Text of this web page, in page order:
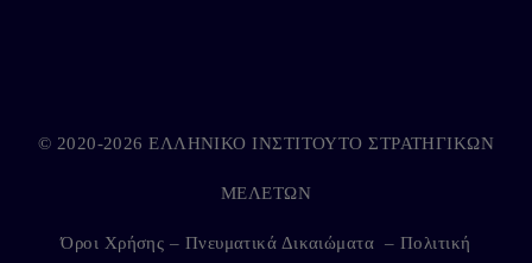
© 2020-2026 ΕΛΛΗΝΙΚΟ ΙΝΣΤΙΤΟΥΤΟ ΣΤΡΑΤΗΓΙΚΩΝ
ΜΕΛΕΤΩΝ
Όροι Χρήσης – Πνευματικά Δικαιώματα – Πολιτική